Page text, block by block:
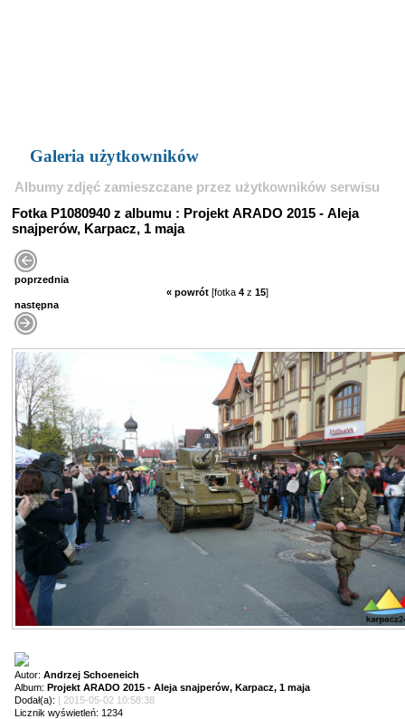
Galeria użytkowników
Albumy zdjęć zamieszczane przez użytkowników serwisu
Fotka P1080940 z albumu : Projekt ARADO 2015 - Aleja
snajperów, Karpacz, 1 maja
poprzednia
« powrót [fotka 4 z 15]
następna
Autor: Andrzej Schoeneich
Album: Projekt ARADO 2015 - Aleja snajperów, Karpacz, 1 maja
Dodał(a): | 2015-05-02 10:58:38
Licznik wyświetleń: 1234